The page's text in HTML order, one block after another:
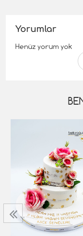
Yorumlar
Henüz yorum yok
‹